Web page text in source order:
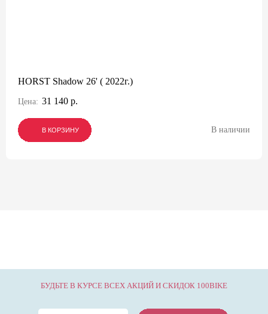
HORST Shadow 26' ( 2022г.)
Цена: 31 140 р.
В КОРЗИНУ
В КОРЗИНУ
В КОРЗИНУ В наличии
БУДЬТЕ В КУРСЕ ВСЕХ АКЦИЙ И СКИДОК 100BIKE